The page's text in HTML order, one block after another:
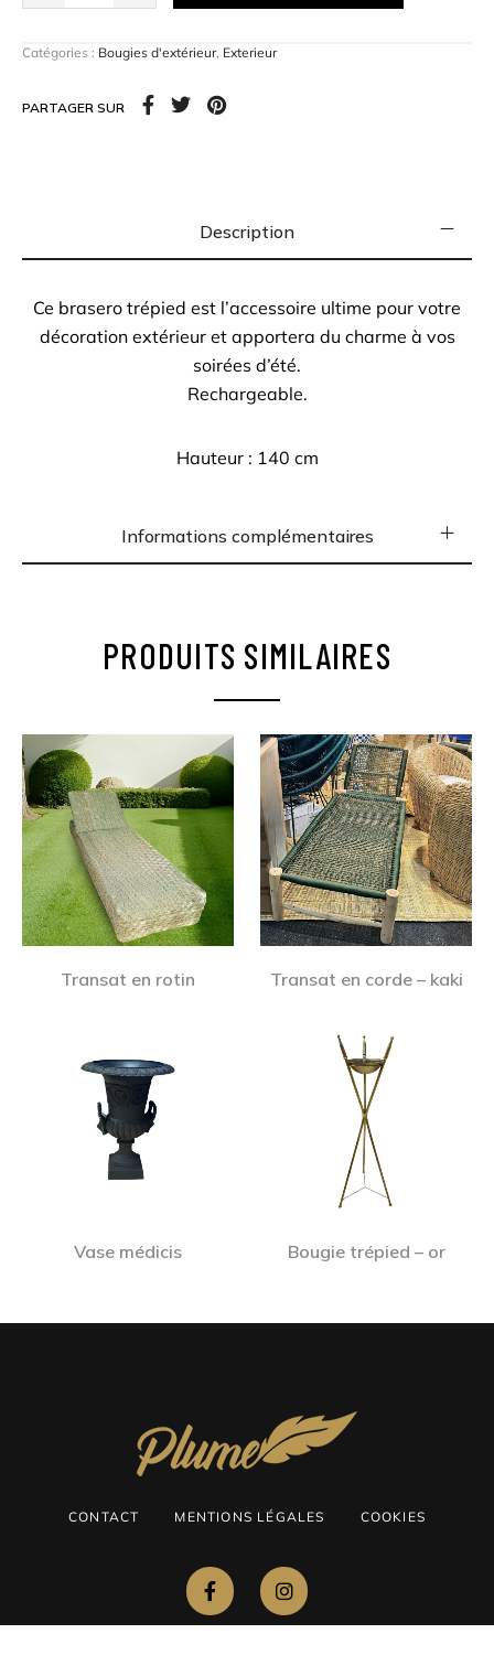
Catégories : Bougies d'extérieur, Exterieur
PARTAGER SUR
Description
Ce brasero trépied est l’accessoire ultime pour votre
décoration extérieur et apportera du charme à vos
soirées d’été.
Rechargeable.
Hauteur : 140 cm
Informations complémentaires
PRODUITS SIMILAIRES
Transat en rotin Transat en corde – kaki
Vase médicis Bougie trépied – or
CONTACT MENTIONS LÉGALES COOKIES